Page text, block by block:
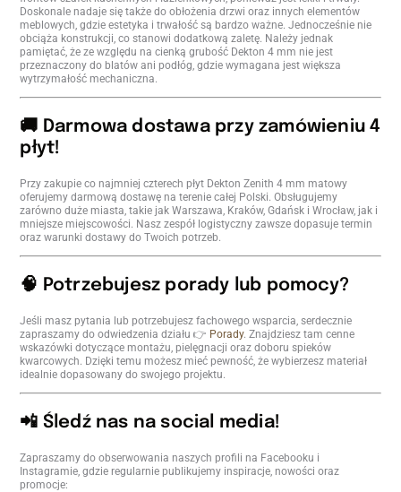
Doskonale nadaje się także do obłożenia drzwi oraz innych elementów
meblowych, gdzie estetyka i trwałość są bardzo ważne. Jednocześnie nie
obciąża konstrukcji, co stanowi dodatkową zaletę. Należy jednak
pamiętać, że ze względu na cienką grubość Dekton 4 mm nie jest
przeznaczony do blatów ani podłóg, gdzie wymagana jest większa
wytrzymałość mechaniczna.
🚚 Darmowa dostawa przy zamówieniu 4
płyt!
Przy zakupie co najmniej czterech płyt Dekton Zenith 4 mm matowy
oferujemy darmową dostawę na terenie całej Polski. Obsługujemy
zarówno duże miasta, takie jak Warszawa, Kraków, Gdańsk i Wrocław, jak i
mniejsze miejscowości. Nasz zespół logistyczny zawsze dopasuje termin
oraz warunki dostawy do Twoich potrzeb.
🧠 Potrzebujesz porady lub pomocy?
Jeśli masz pytania lub potrzebujesz fachowego wsparcia, serdecznie
zapraszamy do odwiedzenia działu 👉 Porady. Znajdziesz tam cenne
wskazówki dotyczące montażu, pielęgnacji oraz doboru spieków
kwarcowych. Dzięki temu możesz mieć pewność, że wybierzesz materiał
idealnie dopasowany do swojego projektu.
📲 Śledź nas na social media!
Zapraszamy do obserwowania naszych profili na Facebooku i
Instagramie, gdzie regularnie publikujemy inspiracje, nowości oraz
promocje: